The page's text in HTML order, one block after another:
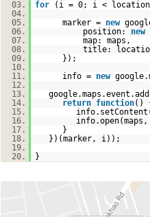
03.
for
(i = 0; i <
04.
05.
marker = new
06.
position: new
07.
map: maps,
08.
title:
09.
});
10.
11.
info = new
12.
13.
14.
return function()
15.
16.
17.
}
18.
})(marker, i));
19.
20.
}